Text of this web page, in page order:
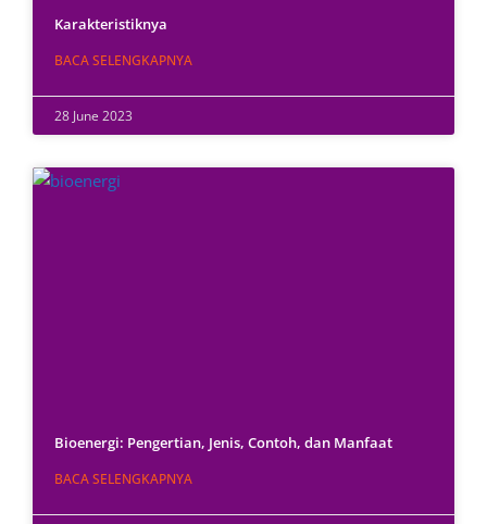
Karakteristiknya
BACA SELENGKAPNYA
28 June 2023
Bioenergi: Pengertian, Jenis, Contoh, dan Manfaat
BACA SELENGKAPNYA